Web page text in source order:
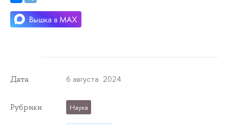
Дата 6 августа 2024
Рубрики Наука